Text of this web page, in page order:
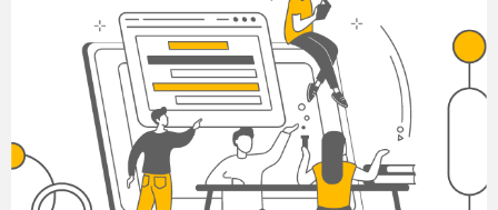
Організовуючі вправи. Комплекс
вправ ранкової гімнастики.
Різновиди ходьби, бігу. Вправи
для розвитку рівноваги. Лазіння
по горизонтальній та похилій
гімнастичній лаві в упорі стоячи
на колінах, по гімнастичній